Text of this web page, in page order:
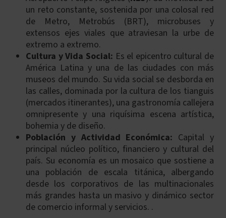
un reto constante, sostenida por una colosal red
de Metro, Metrobús (BRT), microbuses y
extensos ejes viales que atraviesan la urbe de
extremo a extremo.
Cultura y Vida Social: Es el epicentro cultural de
América Latina y una de las ciudades con más
museos del mundo. Su vida social se desborda en
las calles, dominada por la cultura de los tianguis
(mercados itinerantes), una gastronomía callejera
omnipresente y una riquísima escena artística,
bohemia y de diseño.
Población y Actividad Económica: Capital y
principal núcleo político, financiero y cultural del
país. Su economía es un mosaico que sostiene a
una población de escala titánica, albergando
desde los corporativos de las multinacionales
más grandes hasta un masivo y dinámico sector
de comercio informal y servicios. .